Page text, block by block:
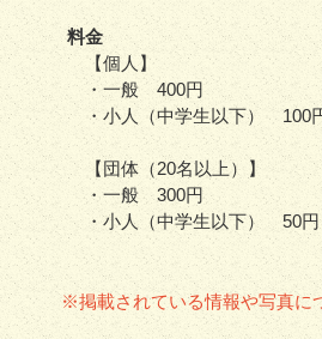
料金
【個人】
・一般 400円
・小人（中学生以下） 100
【団体（20名以上）】
・一般 300円
・小人（中学生以下） 50円
※掲載されている情報や写真に